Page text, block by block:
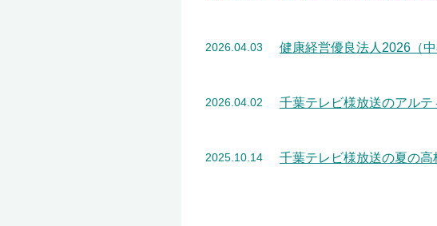
2026.04.03 健康経営優良法人2026（
2026.04.02 千葉テレビ様放送のアルテ
2025.10.14 千葉テレビ様放送の夏の高